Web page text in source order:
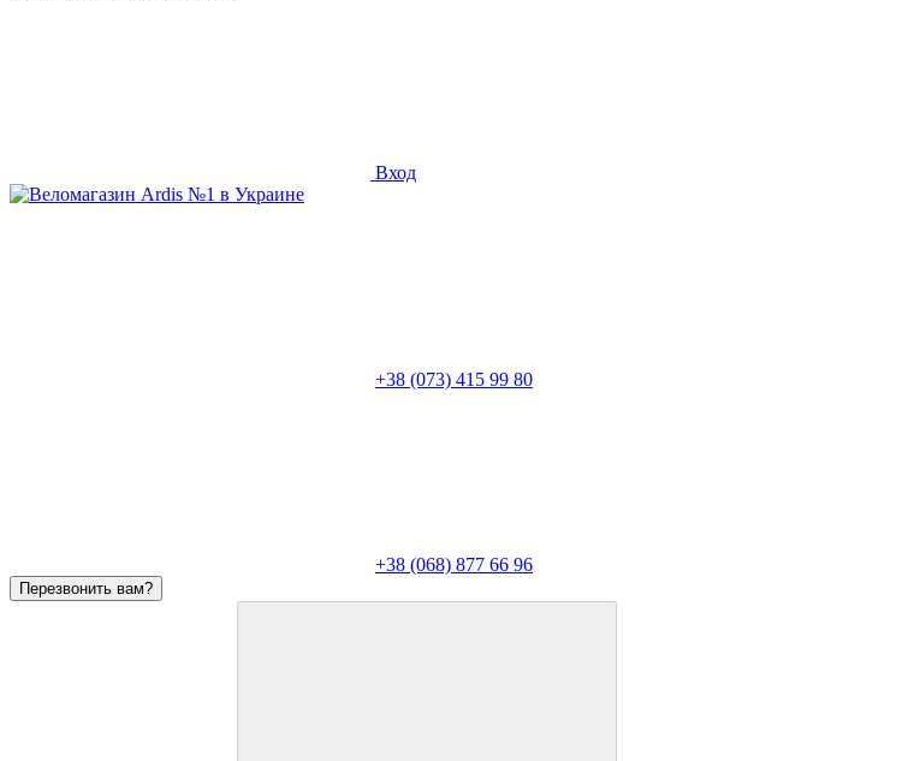
Вход
+38 (073) 415 99 80
+38 (068) 877 66 96
Перезвонить вам?